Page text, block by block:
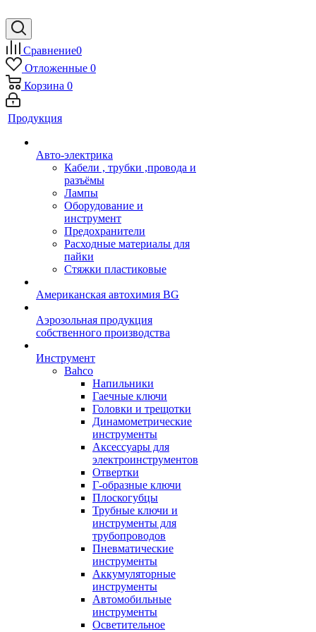
Сравнение0
Отложенные 0
Корзина 0
Продукция
Авто-электрика
Кабели , трубки ,провода и
разъёмы
Лампы
Оборудование и
инструмент
Предохранители
Расходные материалы для
пайки
Стяжки пластиковые
Американская автохимия BG
Аэрозольная продукция
собственного производства
Инструмент
Bahco
Напильники
Гаечные ключи
Головки и трещотки
Динамометрические
инструменты
Аксессуары для
электроинструментов
Отвертки
Г-образные ключи
Плоскогубцы
Трубные ключи и
инструменты для
трубопроводов
Пневматические
инструменты
Аккумуляторные
инструменты
Автомобильные
инструменты
Осветительное